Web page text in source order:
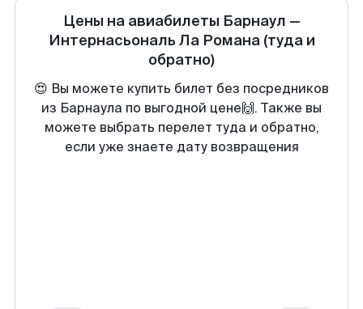
Цены на авиабилеты Барнаул —
Интернасьональ Ла Романа (туда и
обратно)
😍 Вы можете купить билет без посредников
из Барнаула по выгодной цене🙌. Также вы
можете выбрать перелет туда и обратно,
если уже знаете дату возвращения